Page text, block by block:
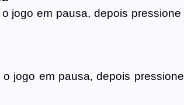
jogo em pausa, depois pressione
o jogo em pausa, depois pressione